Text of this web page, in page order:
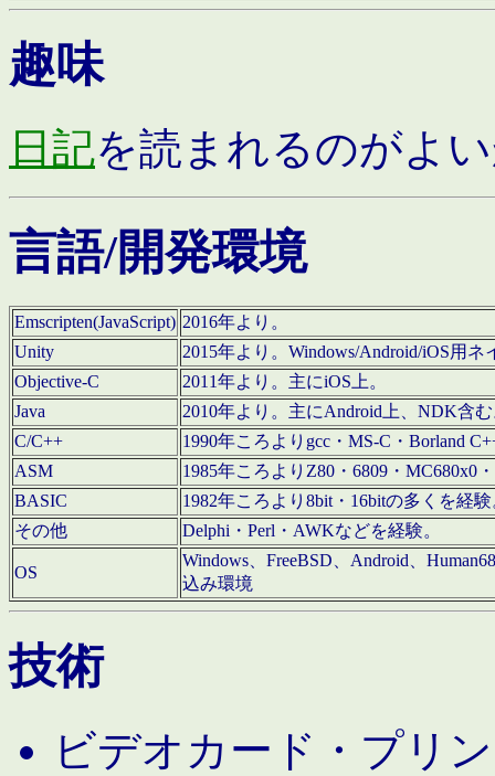
趣味
日記を読まれるのがよ
言語/開発環境
Emscripten(JavaScript) 2016年より。
Unity
2015年より。Windows/Android/iOS用
Objective-C
2011年より。主にiOS上。
Java
2010年より。主にAndroid上、NDK含
C/C++
1990年ころよりgcc・MS-C・Borland
ASM
1985年ころよりZ80・6809・MC680x0
BASIC
1982年ころより8bit・16bitの多くを経
その他
Delphi・Perl・AWKなどを経験。
OS
Windows、FreeBSD、Android、
込み環境
技術
ビデオカード・プリ